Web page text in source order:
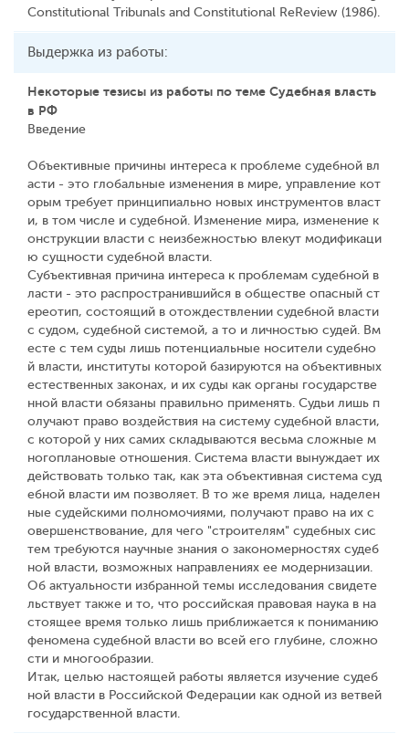
Constitutional Tribunals and Constitutional ReReview (1986).
Выдержка из работы:
Некоторые тезисы из работы по теме Судебная власть
в РФ
Введение
Объективные причины интереса к проблеме судебной вл
асти - это глобальные изменения в мире, управление кот
орым требует принципиально новых инструментов власт
и, в том числе и судебной. Изменение мира, изменение к
онструкции власти с неизбежностью влекут модификаци
ю сущности судебной власти.
Субъективная причина интереса к проблемам судебной в
ласти - это распространившийся в обществе опасный ст
ереотип, состоящий в отождествлении судебной власти
с судом, судебной системой, а то и личностью судей. Вм
есте с тем суды лишь потенциальные носители судебно
й власти, институты которой базируются на объективных
естественных законах, и их суды как органы государстве
нной власти обязаны правильно применять. Судьи лишь п
олучают право воздействия на систему судебной власти,
с которой у них самих складываются весьма сложные м
ногоплановые отношения. Система власти вынуждает их
действовать только так, как эта объективная система суд
ебной власти им позволяет. В то же время лица, наделен
ные судейскими полномочиями, получают право на их с
овершенствование, для чего "строителям" судебных сис
тем требуются научные знания о закономерностях судеб
ной власти, возможных направлениях ее модернизации.
Об актуальности избранной темы исследования свидете
льствует также и то, что российская правовая наука в на
стоящее время только лишь приближается к пониманию
феномена судебной власти во всей его глубине, сложно
сти и многообразии.
Итак, целью настоящей работы является изучение судеб
ной власти в Российской Федерации как одной из ветвей
государственной власти.